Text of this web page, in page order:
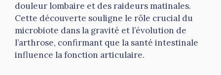
douleur lombaire et des raideurs matinales.
Cette découverte souligne le rôle crucial du
microbiote dans la gravité et l’évolution de
l’arthrose, confirmant que la santé intestinale
influence la fonction articulaire.